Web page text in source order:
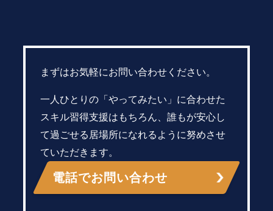
まずはお気軽にお問い合わせください。
一人ひとりの「やってみたい」に合わせた
スキル習得支援はもちろん、誰もが安心し
て過ごせる居場所になれるように努めさせ
ていただきます。
電話でお問い合わせ